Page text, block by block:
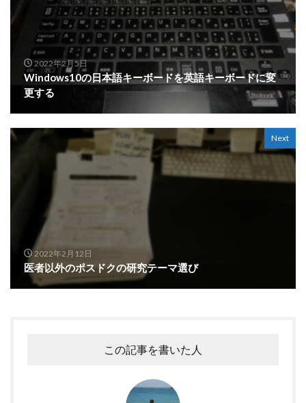
2022年2月5日
Windows10の日本語キーボードを英語キーボードに変
更する
Next
2022年2月12日
医者以外のポスドクの研究テーマ選び
この記事を書いた人